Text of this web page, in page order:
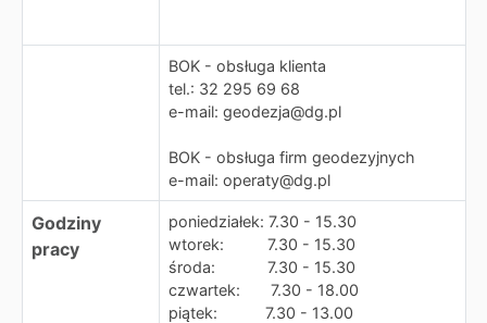
BOK - obsługa klienta
tel.: 32 295 69 68
e-mail: geodezja@dg.pl
BOK - obsługa firm geodezyjnych
e-mail: operaty@dg.pl
Godziny
pracy
poniedziałek: 7.30 - 15.30
wtorek: 7.30 - 15.30
środa: 7.30 - 15.30
czwartek: 7.30 - 18.00
piątek: 7.30 - 13.00